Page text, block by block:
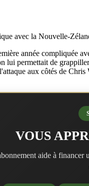
avec la Nouvelle-
année compliquée
lui permettait de
aux côtés de Chris
VOUS
aide à financer